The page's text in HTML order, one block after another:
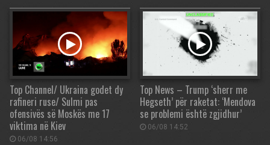
Top Channel/ Ukraina godet dy
rafineri ruse/ Sulmi pas
ofensivës së Moskës me 17
viktima në Kiev
06/08 14:56
Top News – Trump ‘sherr me
Hegseth’ për raketat: ‘Mendova
se problemi është zgjidhur’
06/08 14:52